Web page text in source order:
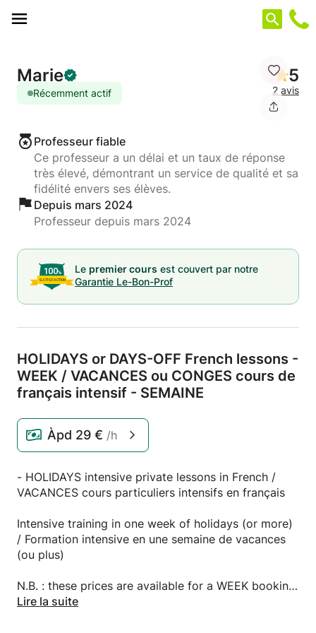
Marie
Récemment actif
5
2 avis
Professeur fiable
Ce professeur a un délai et un taux de réponse
très élevé, démontrant un service de qualité et sa
fidélité envers ses élèves.
Depuis mars 2024
Professeur depuis mars 2024
Le premier cours est couvert par notre
Garantie Le-Bon-Prof
HOLIDAYS or DAYS-OFF French lessons -
WEEK / VACANCES ou CONGES cours de
français intensif - SEMAINE
Àpd 29 € /h
- HOLIDAYS intensive private lessons in French /
VACANCES cours particuliers intensifs en français
Intensive training in one week of holidays (or more)
/ Formation intensive en une semaine de vacances
(ou plus)
N.B. : these prices are available for a WEEK booking
(SESSION of 15 hours by week), indeed for one hour
Lire la suite